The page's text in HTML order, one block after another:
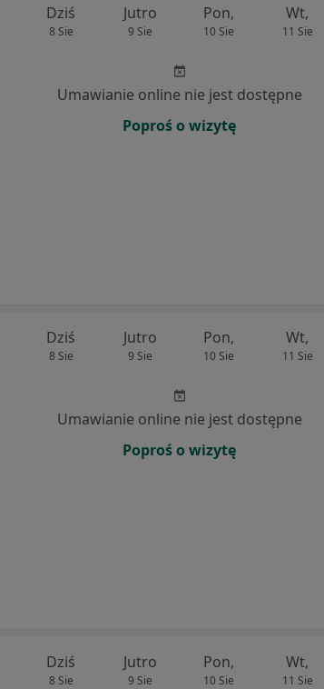
Dziś
8 Sie
Jutro
9 Sie
Pon,
10 Sie
Wt,
11 Sie
Umawianie online nie jest dostępne
Poproś o wizytę
Dziś
8 Sie
Jutro
9 Sie
Pon,
10 Sie
Wt,
11 Sie
Umawianie online nie jest dostępne
Poproś o wizytę
Dziś
8 Sie
Jutro
9 Sie
Pon,
10 Sie
Wt,
11 Sie